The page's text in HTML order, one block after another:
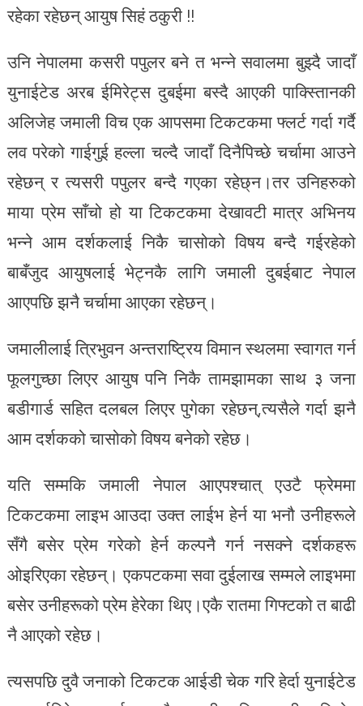
रहेका रहेछन् आयुष सिहं ठकुरी !!
उनि नेपालमा कसरी पपुलर बने त भन्ने सवालमा बुझ्दै जादाँ
युनाईटेड अरब ईमिरेट्स दुबईमा बस्दै आएकी पाक्स्तिानकी
अलिजेह जमाली विच एक आपसमा टिकटकमा फ्लर्ट गर्दा गर्दै
लव परेको गाईगुई हल्ला चल्दै जादाँ दिनैपिच्छे चर्चामा आउने
रहेछन् र त्यसरी पपुलर बन्दै गएका रहेछ्न।तर उनिहरुको
माया प्रेम साँचो हो या टिकटकमा देखावटी मात्र अभिनय
भन्ने आम दर्शकलाई निकै चासोको विषय बन्दै गईरहेको
बाबँजुद आयुषलाई भेट्नकै लागि जमाली दुबईबाट नेपाल
आएपछि झनै चर्चामा आएका रहेछन्।
जमालीलाई त्रिभुवन अन्तराष्ट्रिय विमान स्थलमा स्वागत गर्न
फूलगुच्छा लिएर आयुष पनि निकै तामझामका साथ ३ जना
बडीगार्ड सहित दलबल लिएर पुगेका रहेछन्,त्यसैले गर्दा झनै
आम दर्शकको चासोको विषय बनेको रहेछ।
यति सम्मकि जमाली नेपाल आएपश्चात् एउटै फ्रेममा
टिकटकमा लाइभ आउदा उक्त लाईभ हेर्न या भनौ उनीहरूले
सँगै बसेर प्रेम गरेको हेर्न कल्पनै गर्न नसक्ने दर्शकहरू
ओइरिएका रहेछन्। एकपटकमा सवा दुईलाख सम्मले लाइभमा
बसेर उनीहरूको प्रेम हेरेका थिए।एकै रातमा गिफ्टको त बाढी
नै आएको रहेछ।
त्यसपछि दुवै जनाको टिकटक आईडी चेक गरि हेर्दा युनाईटेड